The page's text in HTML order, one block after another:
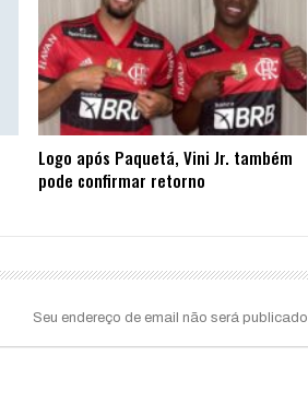
Logo após Paquetá, Vini Jr. também
pode confirmar retorno
Seu endereço de email não será publicado.